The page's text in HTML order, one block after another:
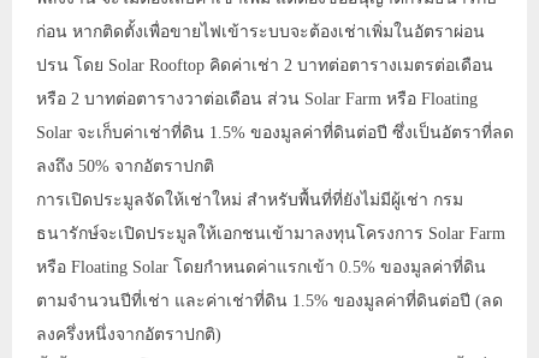
ก่อน หากติดตั้งเพื่อขายไฟเข้าระบบจะต้องเช่าเพิ่มในอัตราผ่อน
ปรน โดย Solar Rooftop คิดค่าเช่า 2 บาทต่อตารางเมตรต่อเดือน
หรือ 2 บาทต่อตารางวาต่อเดือน ส่วน Solar Farm หรือ Floating
Solar จะเก็บค่าเช่าที่ดิน 1.5% ของมูลค่าที่ดินต่อปี ซึ่งเป็นอัตราที่ลด
ลงถึง 50% จากอัตราปกติ
การเปิดประมูลจัดให้เช่าใหม่ สำหรับพื้นที่ที่ยังไม่มีผู้เช่า กรม
ธนารักษ์จะเปิดประมูลให้เอกชนเข้ามาลงทุนโครงการ Solar Farm
หรือ Floating Solar โดยกำหนดค่าแรกเข้า 0.5% ของมูลค่าที่ดิน
ตามจำนวนปีที่เช่า และค่าเช่าที่ดิน 1.5% ของมูลค่าที่ดินต่อปี (ลด
ลงครึ่งหนึ่งจากอัตราปกติ)